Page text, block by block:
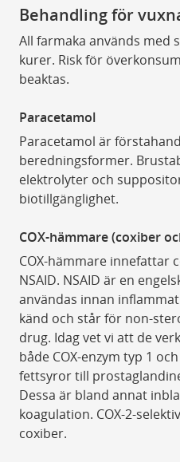
Behandling för
All farmaka används med
kurer. Risk för
beaktas.
Paracetamol
Paracetamol är
beredningsformer.
elektrolyter och
biotillgänglighet.
COX-hämmare (coxiber
COX-hämmare innefattar
NSAID. NSAID är en
användas innan
känd och står för non-
drug. Idag vet vi att de
både COX-enzym typ 1
fettsyror till
Dessa är bland annat
koagulation. COX-2-
coxiber.